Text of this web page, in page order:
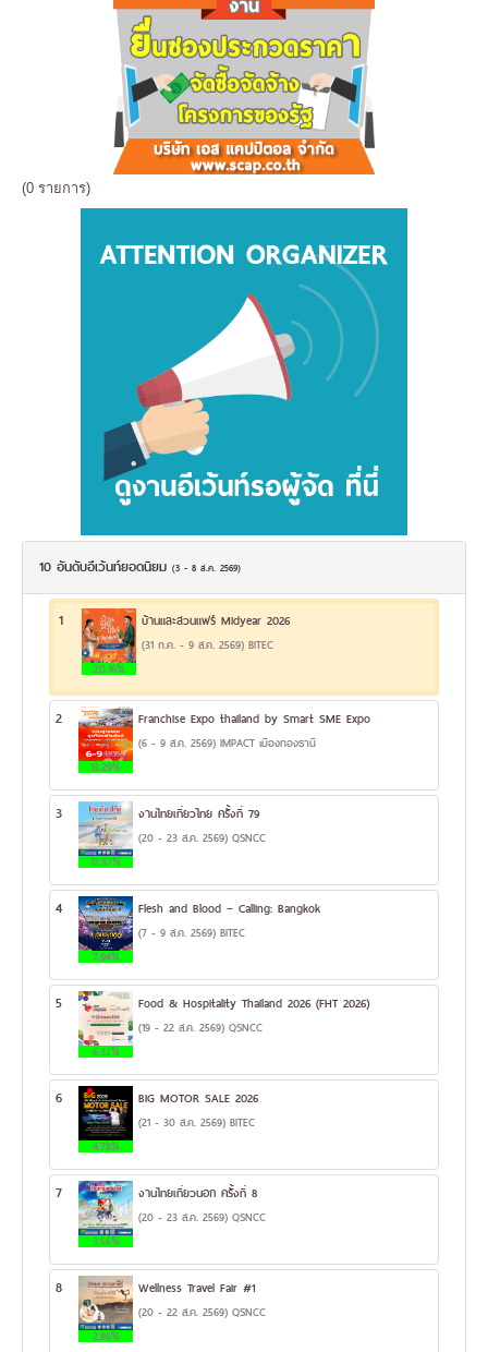
(0 รายการ)
10 อันดับอีเว้นท์ยอดนิยม (3 - 8 ส.ค. 2569)
1
20.16%
บ้านและสวนแฟร์ Midyear 2026
(31 ก.ค. - 9 ส.ค. 2569) BITEC
2
13.29%
Franchise Expo thailand by Smart SME Expo
(6 - 9 ส.ค. 2569) IMPACT เมืองทองธานี
3
12.87%
งานไทยเที่ยวไทย ครั้งที่ 79
(20 - 23 ส.ค. 2569) QSNCC
4
7.94%
Flesh and Blood – Calling: Bangkok
(7 - 9 ส.ค. 2569) BITEC
5
6.32%
Food & Hospitality Thailand 2026 (FHT 2026)
(19 - 22 ส.ค. 2569) QSNCC
6
4.78%
BIG MOTOR SALE 2026
(21 - 30 ส.ค. 2569) BITEC
7
3.56%
งานไทยเที่ยวนอก ครั้งที่ 8
(20 - 23 ส.ค. 2569) QSNCC
8
2.86%
Wellness Travel Fair #1
(20 - 22 ส.ค. 2569) QSNCC